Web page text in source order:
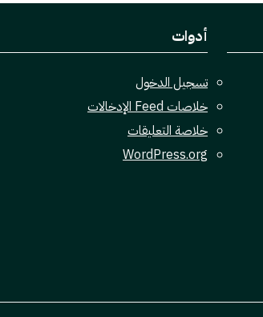
أدوات
تسجيل الدخول
خلاصات Feed الإدخالات
خلاصة التعليقات
WordPress.org